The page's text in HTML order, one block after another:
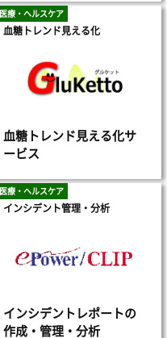
医療・ヘルスケア
血糖トレンド見える化
血糖トレンド見える化サ
ービス
医療・ヘルスケア
インシデント管理・分析
インシデントレポートの
作成・管理・分析